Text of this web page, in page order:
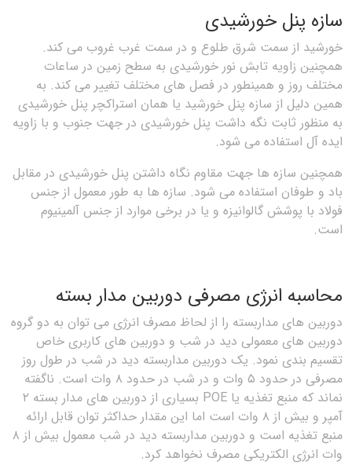
سازه پنل خورشیدی
خورشید از سمت شرق طلوع و در سمت غرب غروب می کند.
همچنین زاویه تابش نور خورشیدی به سطح زمین در ساعات
مختلف روز و همینطور در فصل های مختلف تغییر می کند. به
همین دلیل از سازه پنل خورشید یا همان استراکچر پنل خورشیدی
به منظور ثابت نگه داشت پنل خورشیدی در جهت جنوب و با زاویه
ایده آل استفاده می شود.
همچنین سازه ها جهت مقاوم نگاه داشتن پنل خورشیدی در مقابل
باد و طوفان استفاده می شود. سازه ها به طور معمول از جنس
فولاد با پوشش گالوانیزه و یا در برخی موارد از جنس آلمینیوم
است.
محاسبه انرژی مصرفی دوربین مدار بسته
دوربین های مداربسته را از لحاظ مصرف انرژی می توان به دو گروه
دوربین های معمولی دید در شب و دوربین های کاربری خاص
تقسیم بندی نمود. یک دوربین مداربسته دید در شب در طول روز
مصرفی در حدود ۵ وات و در شب در حدود ۸ وات است. ناگفته
نماند که منبع تغذیه یا POE بسیاری از دوربین های مدار بسته ۲
آمپر و بیش از ۸ وات است اما این مقدار حداکثر توان قابل ارائه
منبع تغذیه است و دوربین مداربسته دید در شب معمول بیش از ۸
وات انرژی الکتریکی مصرف نخواهد کرد.